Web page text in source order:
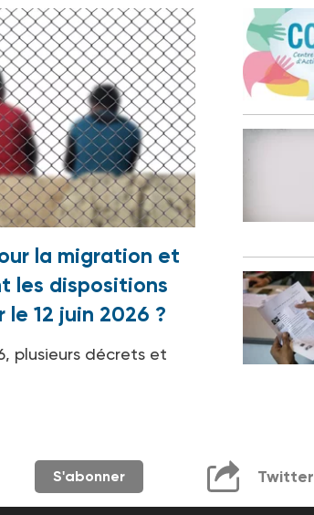
la migration et
les dispositions
12 juin 2026 ?
plusieurs décrets et
S'abonner Twitter